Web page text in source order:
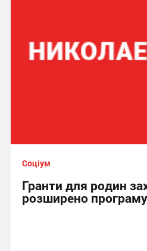
Соціум
Гранти для родин
розширено